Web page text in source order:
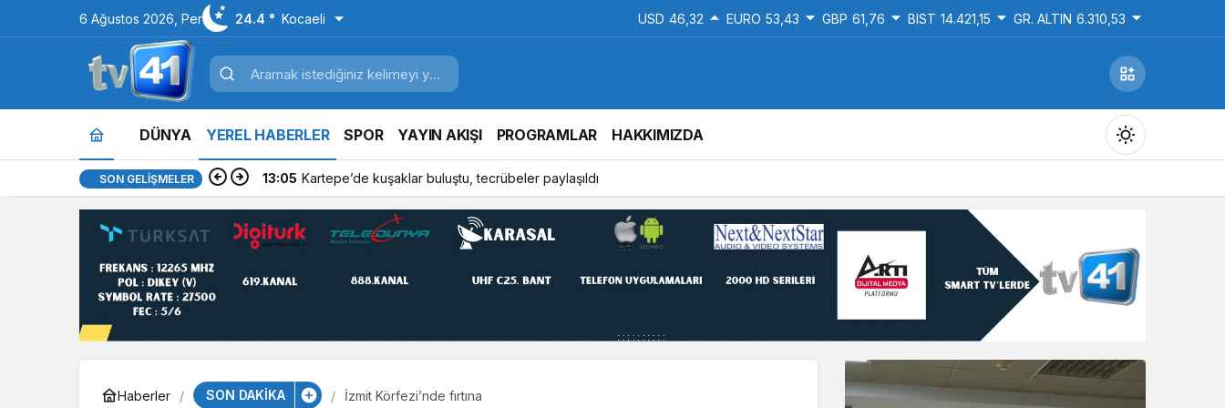
6 Ağustos 2026, Per 24.4 ° Kocaeli USD 46,32 EURO 53,43 GBP 61,76 BIST 14.421,15 GR. ALTIN 6.310,53
DÜNYA YEREL HABERLER SPOR YAYIN AKIŞI PROGRAMLAR HAKKIMIZDA
Gündüz Modu
Gündüz modunu seçin.
Gece modunu seçin.
SON GELIŞMELER 13:05 Kartepe’de kuşaklar buluştu, tecrübeler paylaşıldı
Haberler SON DAKİKA İzmit Körfezi’nde fırtına